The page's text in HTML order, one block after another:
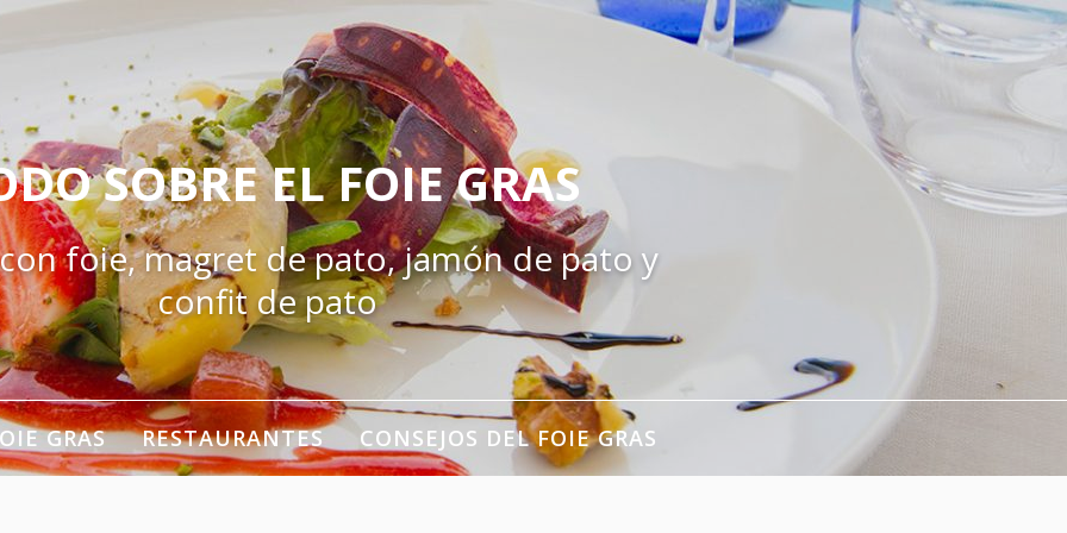
SOBRE EL FOIE GRAS
foie, magret de pato, jamón de pato y
confit de pato
GRAS RESTAURANTES CONSEJOS DEL FOIE GRAS